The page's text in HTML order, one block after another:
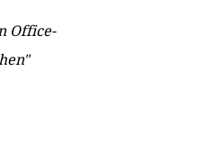
Office-